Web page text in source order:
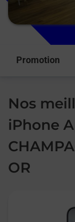
Promotion
Nos
iPhone
OR